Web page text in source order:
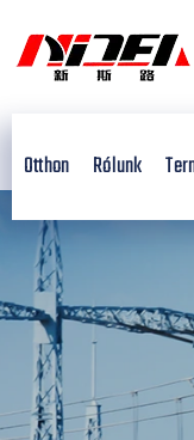
Otthon Rólunk